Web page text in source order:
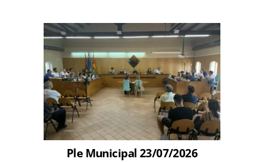
Ple Municipal 23/07/2026